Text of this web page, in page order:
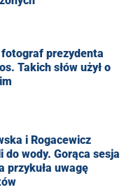
prezydenta
Takich słów użył o
i Rogacewicz
do wody. Gorąca sesja
przykuła uwagę